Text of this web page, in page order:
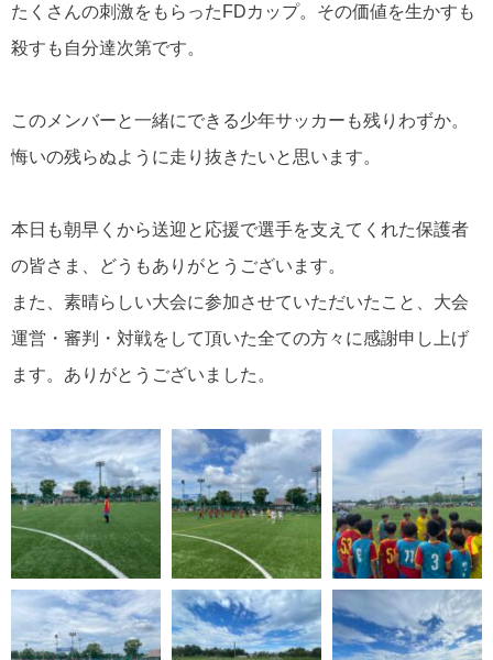
たくさんの刺激をもらったFDカップ。 その価値を生かすも
殺すも自分達次第です。
このメンバーと一緒にできる少年サッカーも残りわずか。
悔いの残らぬように走り抜きたいと思います。
本日も朝早くから送迎と応援で選手を支えてくれた保護者
の皆さま、どうもありがとうございます。
また、素晴らしい大会に参加させていただいたこと、大会
運営・審判・対戦をして頂いた全ての方々に感謝申し上げ
ます。ありがとうございました。